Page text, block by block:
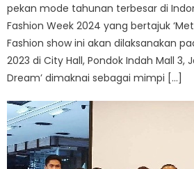
pekan mode tahunan terbesar di
Fashion Week 2024 yang bertajuk
Fashion show ini akan dilaksanakan
2023 di City Hall, Pondok Indah Mall 3,
Dream’ dimaknai sebagai mimpi […]